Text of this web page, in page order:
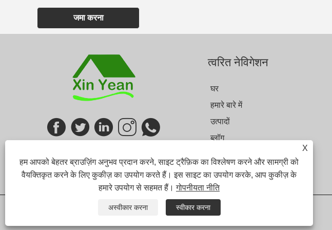
जमा करना
X
हम आपको बेहतर ब्राउज़िंग अनुभव प्रदान करने, साइट ट्रैफ़िक का विश्लेषण करने और सामग्री को
वैयक्तिकृत करने के लिए कुकीज़ का उपयोग करते हैं। इस साइट का उपयोग करके, आप कुकीज़ के
हमारे उपयोग से सहमत हैं।गोपनीयता नीति
अस्वीकार करना स्वीकार करना
त्वरित नेविगेशन
घर
हमारे बारे में
उत्पादों
ब्लॉग
हमसे संपर्क करें